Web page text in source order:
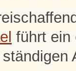
führt ein